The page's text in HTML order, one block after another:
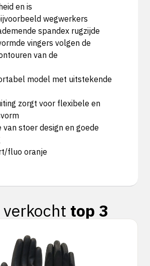
en is
wegwerkers
spandex rugzijde
vingers volgen de
van de
model met uitstekende
zorgt voor flexibele en
van stoer design en goede
fluo oranje
verkocht top 3